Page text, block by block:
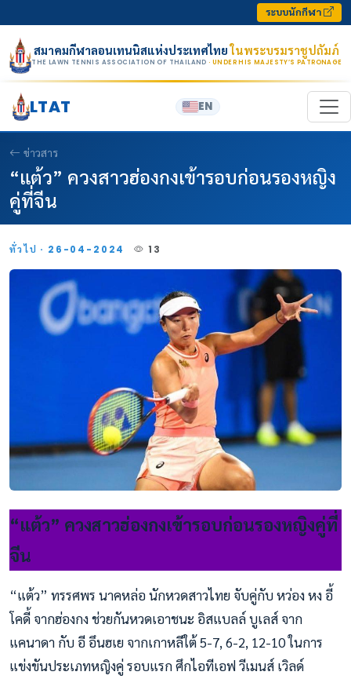
ระบบนักกีฬา
สมาคมกีฬาลอนเทนนิสแห่งประเทศไทยในพระบรมราชูปถัมภ์
THE LAWN TENNIS ASSOCIATION OF THAILAND · UNDER HIS MAJESTY’S PATRONAGE
LTAT EN
ข่าวสาร
“แต้ว” ควงสาวฮ่องกงเข้ารอบก่อนรองหญิง
คู่ที่จีน
ทั่วไป · 26-04-2024 13
“แต้ว” ควงสาวฮ่องกงเข้ารอบก่อนรองหญิงคู่ที่
จีน
“แต้ว” ทรรศพร นาคหล่อ นักหวดสาวไทย จับคู่กับ หว่อง หง อี้
โคดี้ จากฮ่องกง ช่วยกันหวดเอาชนะ อิสแบลล์ บูเลส์ จาก
แคนาดา กับ อี อึนฮเย จากเกาหลีใต้ 5-7, 6-2, 12-10 ในการ
แข่งขันประเภทหญิงคู่ รอบแรก ศึกไอทีเอฟ วีเมนส์ เวิลด์